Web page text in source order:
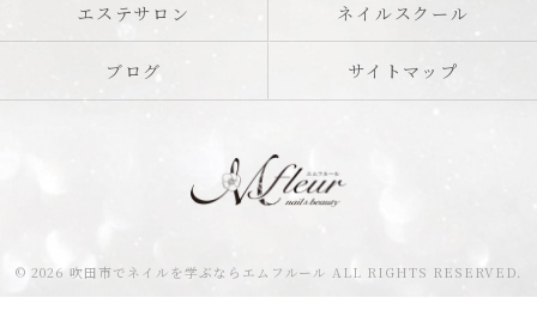
エステサロン ネイルスクール
ブログ サイトマップ
© 2026 吹田市でネイルを学ぶならエムフルール ALL RIGHTS RESERVED.